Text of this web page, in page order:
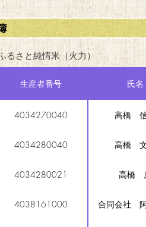
さと純情米（火力）
生産者番号 氏名
4034270040 高橋
4034280040 高橋
4034280021 高橋
4038161000 合同会社